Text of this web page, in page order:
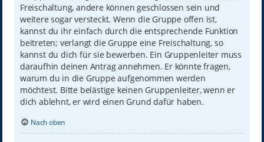
Freischaltung, andere können geschlossen sein und
weitere sogar versteckt. Wenn die Gruppe offen ist,
kannst du ihr einfach durch die entsprechende Funktion
beitreten; verlangt die Gruppe eine Freischaltung, so
kannst du dich für sie bewerben. Ein Gruppenleiter muss
daraufhin deinen Antrag annehmen. Er könnte fragen,
warum du in die Gruppe aufgenommen werden
möchtest. Bitte belästige keinen Gruppenleiter, wenn er
dich ablehnt, er wird einen Grund dafür haben.
Nach oben